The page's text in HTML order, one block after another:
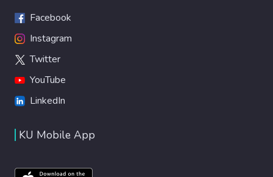
Facebook
Instagram
Twitter
YouTube
LinkedIn
KU Mobile App